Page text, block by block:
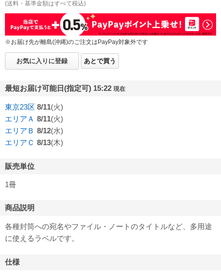
(送料・基準金額はすべて税込)
※お届け先が離島(沖縄)のご注文はPayPay対象外です
お気に入りに登録 あとで買う
最短お届け可能日(指定可) 15:22 現在
東京23区 8/11(火)
エリアＡ 8/11(火)
エリアＢ 8/12(水)
エリアＣ 8/13(木)
販売単位
1冊
商品説明
各種封筒への宛名やファイル・ノートのタイトルなど、多用途
に使えるラベルです。
仕様